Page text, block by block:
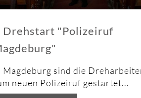
Drehstart "Polizeiruf
Magdeburg sind die
neuen Polizeiruf gestartet...